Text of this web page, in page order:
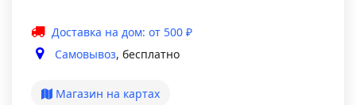
Доставка на дом: от 500 ₽
Самовывоз, бесплатно
Магазин на картах